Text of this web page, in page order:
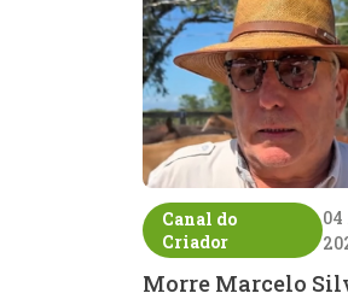
Canal do
Criador
04
Morre Marcelo